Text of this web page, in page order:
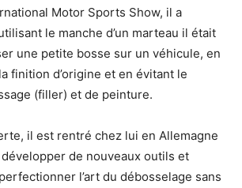
Motor Sports Show, il a
le manche d’un marteau il était
une petite bosse sur un véhicule, en
finition d’origine et en évitant le
(filler) et de peinture.
il est rentré chez lui en Allemagne
de nouveaux outils et
l’art du débosselage sans